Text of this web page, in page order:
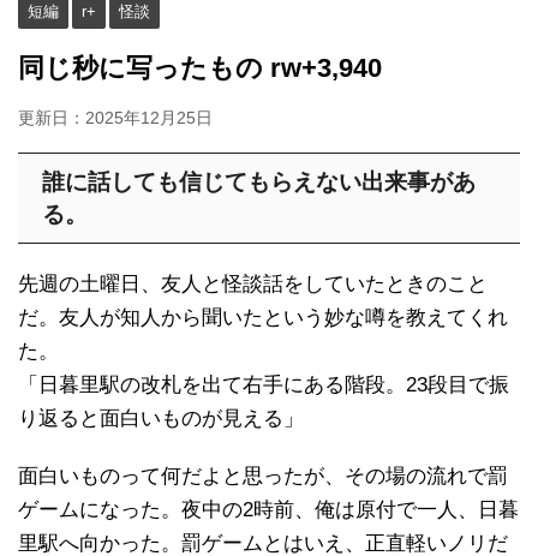
短編 r+ 怪談
同じ秒に写ったもの rw+3,940
更新日： 2025年12月25日
誰に話しても信じてもらえない出来事があ
る。
先週の土曜日、友人と怪談話をしていたときのこと
だ。友人が知人から聞いたという妙な噂を教えてくれ
た。
「日暮里駅の改札を出て右手にある階段。23段目で振
り返ると面白いものが見える」
面白いものって何だよと思ったが、その場の流れで罰
ゲームになった。夜中の2時前、俺は原付で一人、日暮
里駅へ向かった。罰ゲームとはいえ、正直軽いノリだ